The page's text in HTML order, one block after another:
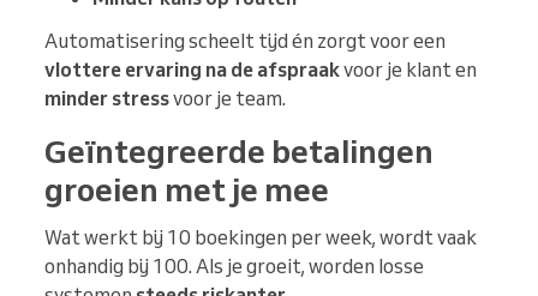
Automatisering scheelt tijd én zorgt voor een
vlottere ervaring na de afspraakvoor je klant en
minder stressvoor je team.
Geïntegreerde betalingen
groeien met je mee
Wat werkt bij 10 boekingen per week, wordt vaak
onhandig bij 100. Als je groeit, worden losse